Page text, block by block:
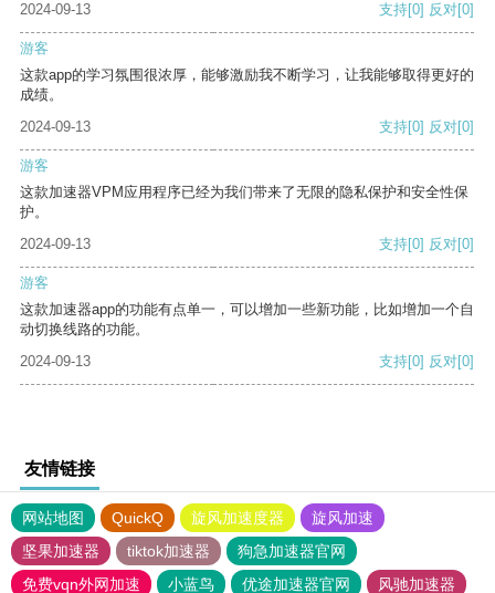
2024-09-13 支持[0] 反对[0]
游客
这款app的学习氛围很浓厚，能够激励我不断学习，让我能够取得更好的
成绩。
2024-09-13
支持[0] 反对[0]
游客
这款加速器VPM应用程序已经为我们带来了无限的隐私保护和安全性保
护。
2024-09-13
支持[0] 反对[0]
游客
这款加速器app的功能有点单一，可以增加一些新功能，比如增加一个自
动切换线路的功能。
2024-09-13
支持[0] 反对[0]
友情链接
网站地图 QuickQ 旋风加速度器
旋风加速
坚果加速器
tiktok加速器
狗急加速器官网
免费vqn外网加速
小蓝鸟 优途加速器官网
风驰加速器